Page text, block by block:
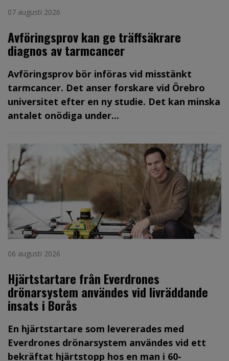
07 augusti 2026
Avföringsprov kan ge träffsäkrare
diagnos av tarmcancer
Avföringsprov bör införas vid misstänkt
tarmcancer. Det anser forskare vid Örebro
universitet efter en ny studie. Det kan minska
antalet onödiga under...
06 augusti 2026
Hjärtstartare från Everdrones
drönarsystem användes vid livräddande
insats i Borås
En hjärtstartare som levererades med
Everdrones drönarsystem användes vid ett
bekräftat hjärtstopp hos en man i 60-